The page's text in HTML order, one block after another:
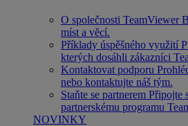
O společnosti TeamViewer
míst a věcí.
Příklady úspěšného využití
kterých dosáhli zákazníci
Kontaktovat podporu
nebo kontaktujte náš tým.
Staňte se partnerem Připojte
partnerskému programu
NOVINKY